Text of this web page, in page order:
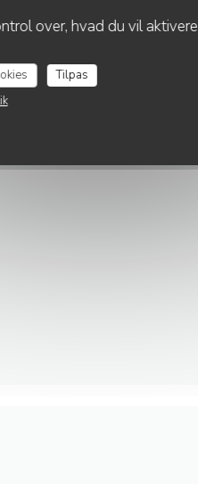
over, hvad du vil aktivere
Tilpas